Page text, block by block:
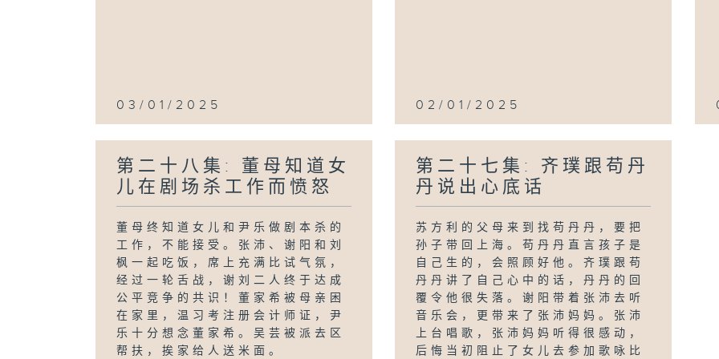
03/01/2025 02/01/2025
第二十八集: 董母知道女
儿在剧场杀工作而愤怒
董母终知道女儿和尹乐做剧本杀的
工作，不能接受。张沛、谢阳和刘
枫一起吃饭，席上充满比试气氛，
经过一轮舌战，谢刘二人终于达成
公平竞争的共识！董家希被母亲困
在家里，温习考注册会计师证，尹
乐十分想念董家希。吴芸被派去区
帮扶，挨家给人送米面。
第二十七集: 齐璞跟苟丹
丹说出心底话
苏方利的父母来到找苟丹丹，要把
孙子带回上海。苟丹丹直言孩子是
自己生的，会照顾好他。齐璞跟苟
丹丹讲了自己心中的话，丹丹的回
覆令他很失落。谢阳带着张沛去听
音乐会，更带来了张沛妈妈。张沛
上台唱歌，张沛妈妈听得很感动，
后悔当初阻止了女儿去参加歌咏比